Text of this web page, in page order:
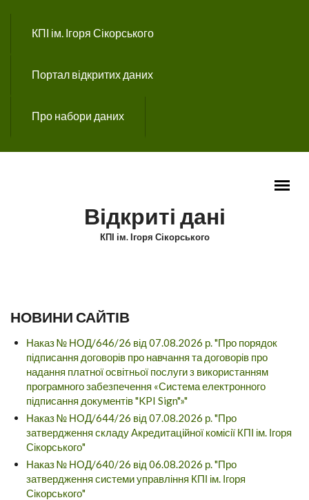
КПІ ім. Ігоря Сікорського
Портал відкритих даних
Про набори даних
Відкриті дані
КПІ ім. Ігоря Сікорського
НОВИНИ САЙТІВ
Наказ № НОД/646/26 від 07.08.2026 р. "Про порядок
підписання договорів про навчання та договорів про
надання платної освітньої послуги з використанням
програмного забезпечення «Система електронного
підписання документів "KPI Sign"»"
Наказ № НОД/644/26 від 07.08.2026 р. "Про
затвердження складу Акредитаційної комісії КПІ ім. Ігоря
Сікорського"
Наказ № НОД/640/26 від 06.08.2026 р. "Про
затвердження системи управління КПІ ім. Ігоря
Сікорського"